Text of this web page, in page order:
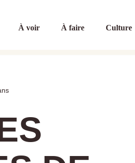
À voir À faire Culture